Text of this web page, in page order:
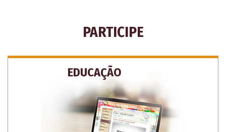
SUBSCREVA-SE PARA RECEBER
PARTICIPE
EDUCAÇÃO